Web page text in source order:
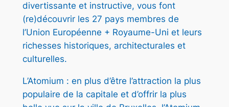
A
D
U
L
E
divertissante et instructive, vous font
(re)découvrir les 27 pays membres de
l’Union Européenne + Royaume-Uni et leurs
richesses historiques, architecturales et
culturelles.
L’Atomium : en plus d’être l’attraction la plus
populaire de la capitale et d’offrir la plus